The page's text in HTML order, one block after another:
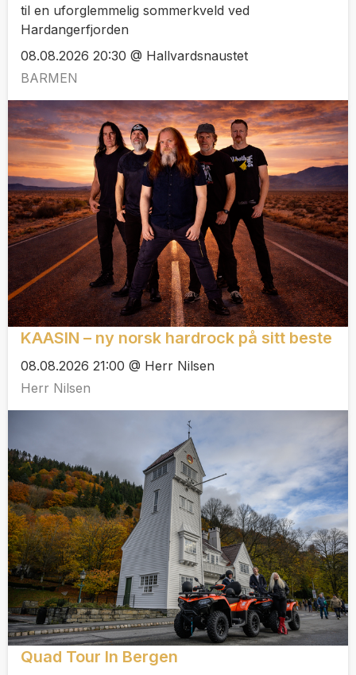
til en uforglemmelig sommerkveld ved
Hardangerfjorden
08.08.2026 20:30 @ Hallvardsnaustet
BARMEN
KAASIN – ny norsk hardrock på sitt beste
08.08.2026 21:00 @ Herr Nilsen
Herr Nilsen
Quad Tour In Bergen